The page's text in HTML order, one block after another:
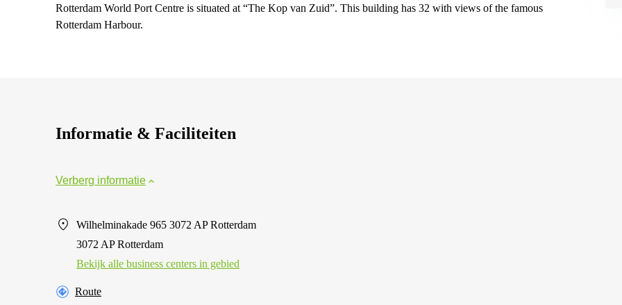
Rotterdam World Port Centre is situated at “The Kop van Zuid”. This building has 32 with views of the famous
Rotterdam Harbour.
Informatie & Faciliteiten
Verberg informatie
Wilhelminakade 965 3072 AP Rotterdam
3072 AP Rotterdam
Bekijk alle business centers in gebied
Route